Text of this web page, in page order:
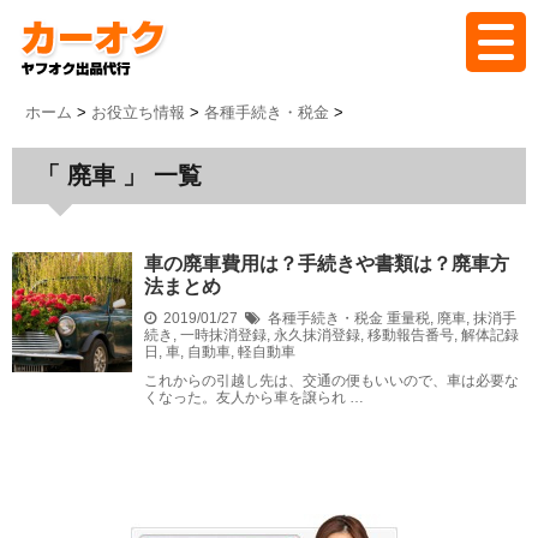
ホーム
料金
落札実績
ブログ
ホーム > お役立ち情報 > 各種手続き・税金 >
「 廃車 」 一覧
車の廃車費用は？手続きや書類は？廃車方
法まとめ
2019/01/27 各種手続き・税金 重量税, 廃車, 抹消手
続き , 一時抹消登録, 永久抹消登録, 移動報告番号, 解体記録
日 , 車, 自動車, 軽自動車
これからの引越し先は、交通の便もいいので、車は必要な
くなった。友人から車を譲られ …